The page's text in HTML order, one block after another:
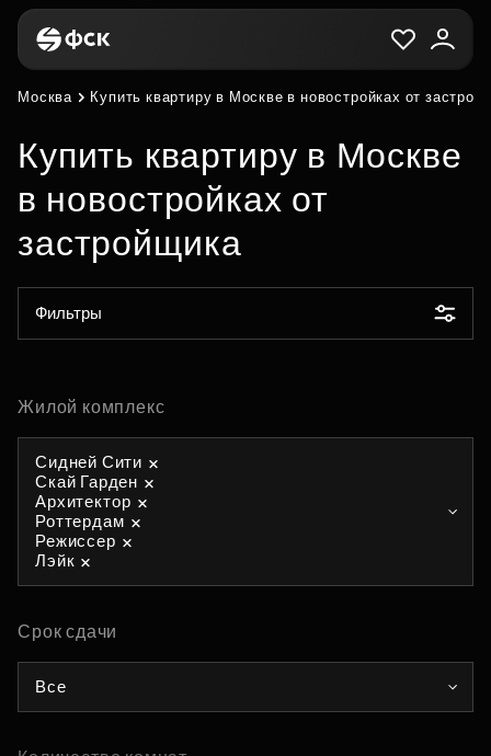
Москва Купить квартиру в Москве в новостройках от
Купить квартиру в Москве
в новостройках от
застройщика
Фильтры
Жилой комплекс
Сидней Сити
Скай Гарден
Архитектор
Роттердам
Режиссер
Лэйк
Срок сдачи
Все